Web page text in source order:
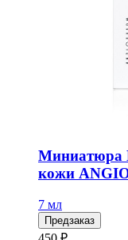
Миниатюра
кожи
7 мл
Предзаказ